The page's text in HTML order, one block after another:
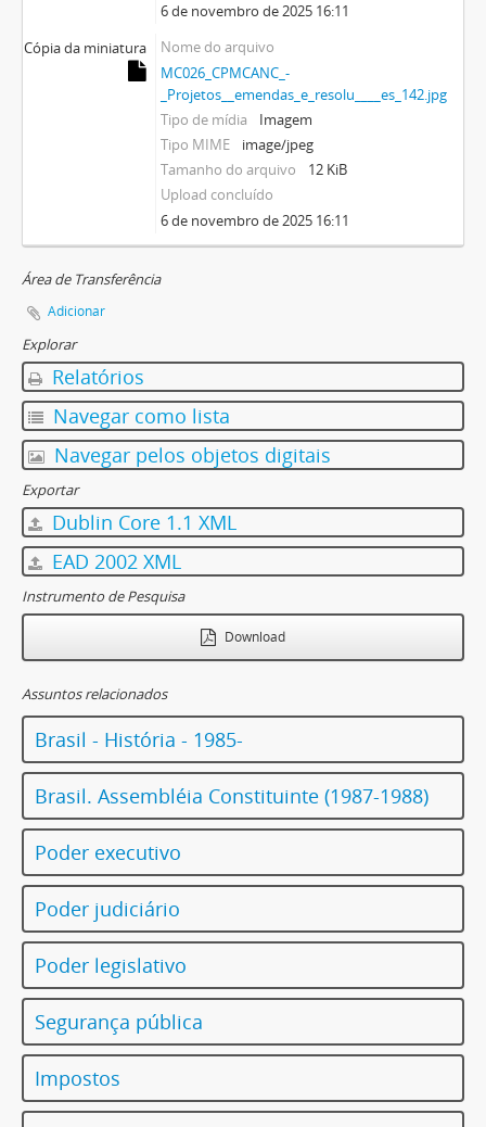
6 de novembro de 2025 16:11
Cópia da miniatura
Nome do arquivo
MC026_CPMCANC_-
_Projetos__emendas_e_resolu____es_142.jpg
Tipo de mídia
Imagem
Tipo MIME
image/jpeg
Tamanho do arquivo
12 KiB
Upload concluído
6 de novembro de 2025 16:11
Área de Transferência
Adicionar
Explorar
Relatórios
Navegar como lista
Navegar pelos objetos digitais
Exportar
Dublin Core 1.1 XML
EAD 2002 XML
Instrumento de Pesquisa
Download
Assuntos relacionados
Brasil - História - 1985-
Brasil. Assembléia Constituinte (1987-1988)
Poder executivo
Poder judiciário
Poder legislativo
Segurança pública
Impostos